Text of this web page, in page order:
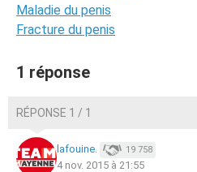
Maladie du penis
Fracture du penis
1 réponse
RÉPONSE 1 / 1
lafouine. 19 758
4 nov. 2015 à 21:55